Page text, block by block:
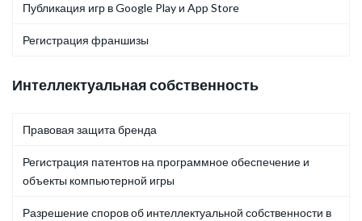
Публикация игр в Google Play и App Store
Регистрация франшизы
Интеллектуальная собственность
Правовая защита бренда
Регистрация патентов на программное обеспечение и
объекты компьютерной игры
Разрешение споров об интеллектуальной собственности в